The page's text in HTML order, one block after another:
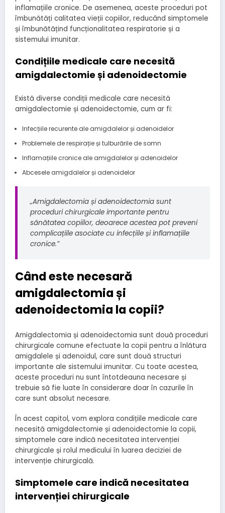
inflamațiile cronice. De asemenea, aceste proceduri pot
îmbunătăți calitatea vieții copiilor, reducând simptomele
și îmbunătățind funcționalitatea respiratorie și a
sistemului imunitar.
Condițiile medicale care necesită
amigdalectomie și adenoidectomie
Există diverse condiții medicale care necesită
amigdalectomie și adenoidectomie, cum ar fi:
Infecțiile recurente ale amigdalelor și adenoidelor
Problemele de respirație și tulburările de somn
Inflamațiile cronice ale amigdalelor și adenoidelor
Abcesele amigdalelor și adenoidelor
„Amigdalectomia și adenoidectomia sunt
proceduri chirurgicale importante pentru
sănătatea copiilor, deoarece acestea pot preveni
complicațiile asociate cu infecțiile și inflamațiile
cronice.”
Când este necesară
amigdalectomia și
adenoidectomia la copii?
Amigdalectomia și adenoidectomia sunt două proceduri
chirurgicale comune efectuate la copii pentru a înlătura
amigdalele și adenoidul, care sunt două structuri
importante ale sistemului imunitar. Cu toate acestea,
aceste proceduri nu sunt întotdeauna necesare și
trebuie să fie luate în considerare doar în cazurile în
care sunt absolut necesare.
În acest capitol, vom explora condițiile medicale care
necesită amigdalectomie și adenoidectomie la copii,
simptomele care indică necesitatea intervenției
chirurgicale și rolul medicului în luarea deciziei de
intervenție chirurgicală.
Simptomele care indică necesitatea
intervenției chirurgicale